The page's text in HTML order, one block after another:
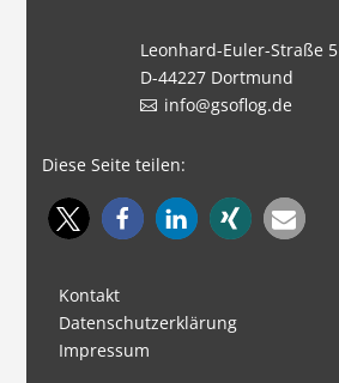
Leonhard-Euler-Straße 5
D-44227 Dortmund
info@gsoflog.de
Diese Seite teilen:
Kontakt
Datenschutzerklärung
Impressum